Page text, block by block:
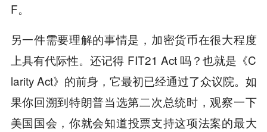
F。
另一件需要理解的事情是，加密货币在很大程度
上具有代际性。还记得 FIT21 Act 吗？也就是《C
larity Act》的前身，它最初已经通过了众议院。如
果你回溯到特朗普当选第二次总统时，观察一下
美国国会， 你就会知道投票支持这项法案的最大